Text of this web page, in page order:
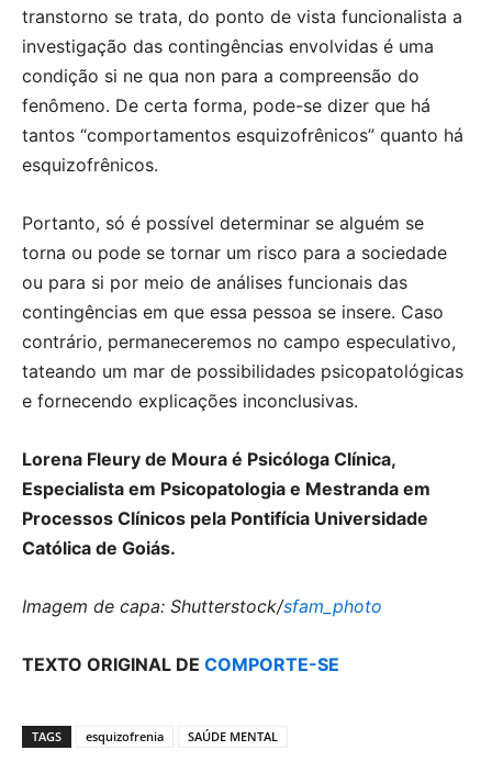
transtorno se trata, do ponto de vista funcionalista a
investigação das contingências envolvidas é uma
condição si ne qua non para a compreensão do
fenômeno. De certa forma, pode-se dizer que há
tantos “comportamentos esquizofrênicos” quanto há
esquizofrênicos.
Portanto, só é possível determinar se alguém se
torna ou pode se tornar um risco para a sociedade
ou para si por meio de análises funcionais das
contingências em que essa pessoa se insere. Caso
contrário, permaneceremos no campo especulativo,
tateando um mar de possibilidades psicopatológicas
e fornecendo explicações inconclusivas.
Lorena Fleury de Moura é Psicóloga Clínica,
Especialista em Psicopatologia e Mestranda em
Processos Clínicos pela Pontifícia Universidade
Católica de Goiás.
Imagem de capa: Shutterstock/sfam_photo
TEXTO ORIGINAL DE COMPORTE-SE
TAGS esquizofrenia SAÚDE MENTAL